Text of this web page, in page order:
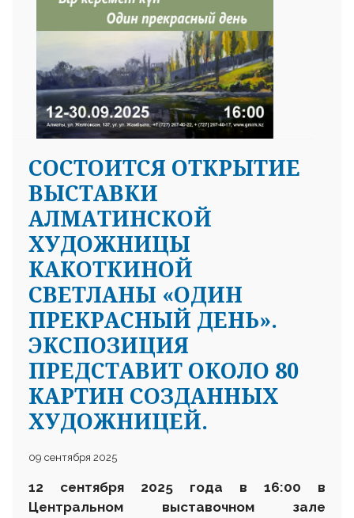
СОСТОИТСЯ ОТКРЫТИЕ
ВЫСТАВКИ
АЛМАТИНСКОЙ
ХУДОЖНИЦЫ
КАКОТКИНОЙ
СВЕТЛАНЫ «ОДИН
ПРЕКРАСНЫЙ ДЕНЬ».
ЭКСПОЗИЦИЯ
ПРЕДСТАВИТ ОКОЛО 80
КАРТИН СОЗДАННЫХ
ХУДОЖНИЦЕЙ.
09 сентября 2025
12 сентября 2025 года в 16:00 в
Центральном выставочном зале